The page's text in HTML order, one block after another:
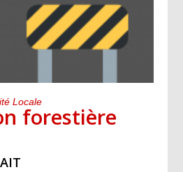
Locale
forestière